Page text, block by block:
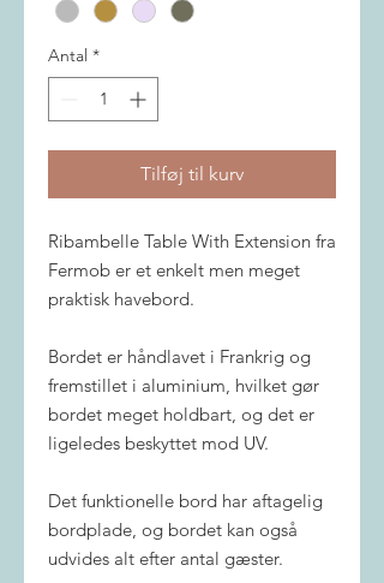
Antal *
Tilføj til kurv
Ribambelle Table With Extension fra
Fermob er et enkelt men meget
praktisk havebord.
Bordet er håndlavet i Frankrig og
fremstillet i aluminium, hvilket gør
bordet meget holdbart, og det er
ligeledes beskyttet mod UV.
Det funktionelle bord har aftagelig
bordplade, og bordet kan også
udvides alt efter antal gæster.